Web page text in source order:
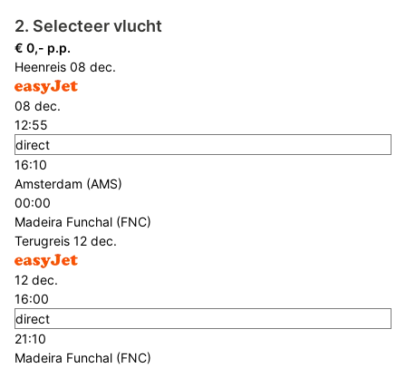
2. Selecteer vlucht
€ 0,- p.p.
Heenreis 08 dec.
08 dec.
12:55
direct
16:10
Amsterdam (AMS)
00:00
Madeira Funchal (FNC)
Terugreis 12 dec.
12 dec.
16:00
direct
21:10
Madeira Funchal (FNC)